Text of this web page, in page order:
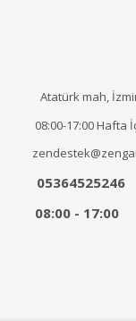
Atatürk mah,
08:00-17:00 Hafta
05364525246
08:00 - 17:00